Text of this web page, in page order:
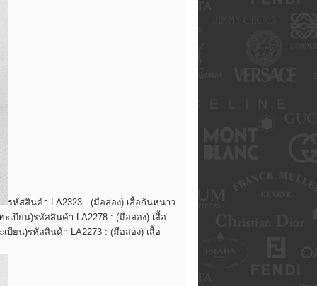
รหัสสินค้า LA2323 : (มือสอง) เสื้อกันหนาว
ะเบียน)รหัสสินค้า LA2278 : (มือสอง) เสื้อ
เบียน)รหัสสินค้า LA2273 : (มือสอง) เสื้อ